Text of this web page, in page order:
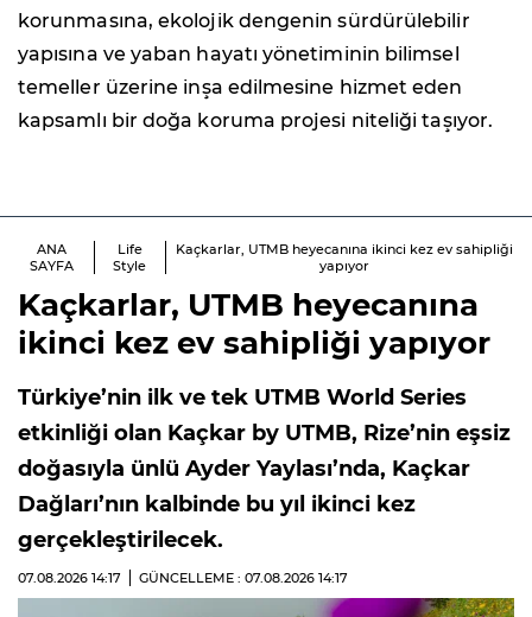
korunmasına, ekolojik dengenin sürdürülebilir
yapısına ve yaban hayatı yönetiminin bilimsel
temeller üzerine inşa edilmesine hizmet eden
kapsamlı bir doğa koruma projesi niteliği taşıyor.
ANA
SAYFA
Life
Style
Kaçkarlar, UTMB heyecanına ikinci kez ev sahipliği
yapıyor
Kaçkarlar, UTMB heyecanına
ikinci kez ev sahipliği yapıyor
Türkiye’nin ilk ve tek UTMB World Series
etkinliği olan Kaçkar by UTMB, Rize’nin eşsiz
doğasıyla ünlü Ayder Yaylası’nda, Kaçkar
Dağları’nın kalbinde bu yıl ikinci kez
gerçekleştirilecek.
07.08.2026 14:17 GÜNCELLEME : 07.08.2026 14:17